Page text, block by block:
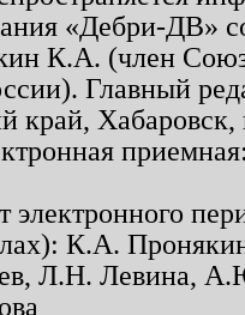
«Дебри-ДВ»
К.А. (член
Главный
край,
электронного
К.А.
Л.Н. Левина,